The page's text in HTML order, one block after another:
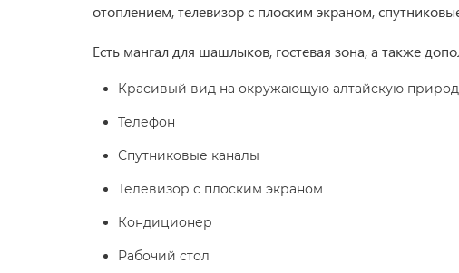
отоплением, телевизор с плоским экраном,
Есть мангал для шашлыков, гостевая зона, а также
Красивый вид на окружающую алтайскую
Телефон
Спутниковые каналы
Телевизор с плоским экраном
Кондиционер
Рабочий стол